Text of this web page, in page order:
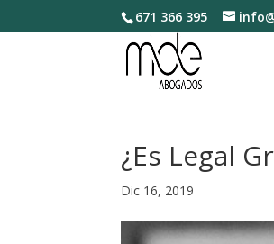
671 366 395
¿Es Legal
Dic 16, 2019